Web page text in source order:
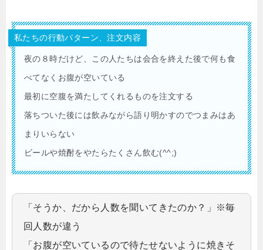
私たちの行動パターン、注文内容
夜の８時だけど、この人たちは会合を終えた後で何も食
べてなくお腹が空いている
最初に空腹を満たしてくれるものを注文する
落ちついた後には飲みながら語り明かすのでつまみはあ
まりいらない
ビールや焼酎をやたらたくさん飲む(^^;)
「そうか、だから人数を聞いてきたのか？」※毎
回人数が違う
「お腹が空いているので待たせないように焼きそ